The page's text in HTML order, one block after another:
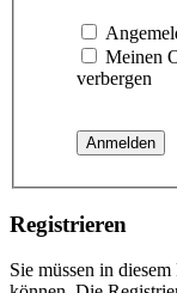
Meinen
verbergen
Registrieren
Sie müssen in